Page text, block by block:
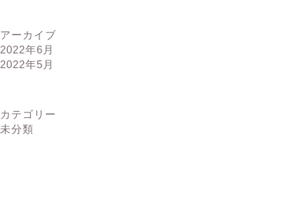
アーカイブ
2022年6月
2022年5月
カテゴリー
未分類